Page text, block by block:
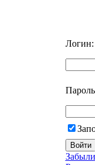
Логин: